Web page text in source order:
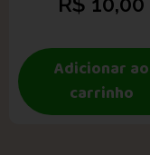
Adicionar ao
carrinho